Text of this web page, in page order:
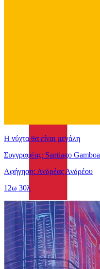
Η νύχτα θα είναι μεγάλη
Συγγραφέας: Santiago Gamboa
Αφήγηση: Ανδρέας Ανδρέου
12ω 30λ